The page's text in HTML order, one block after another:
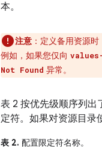
本。
注意 ：定义备用资源
例如，如果您仅向
Not Found 异常。
表 2 按优先级顺序列出
定符。如果对资源目录
表 2. 配置限定符名称。